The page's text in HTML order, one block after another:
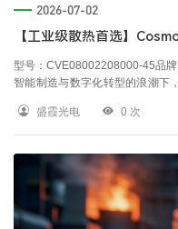
2026-07-02
型号：CVE08002208000-45品牌
智能制造与数字化转型的浪潮下
控系统提出了严苛挑战。
盛霞光电 0 次